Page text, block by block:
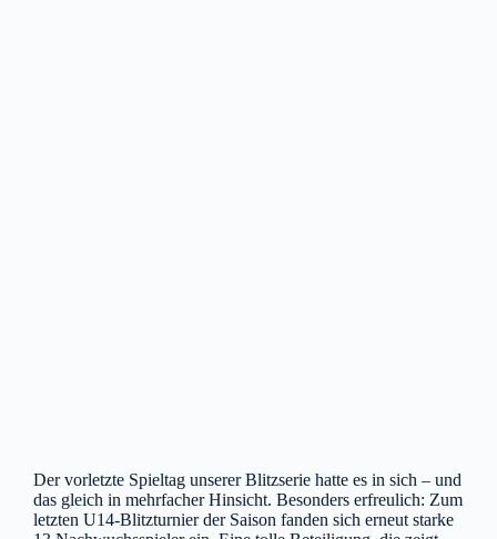
Der vorletzte Spieltag unserer Blitzserie hatte es in sich – und
das gleich in mehrfacher Hinsicht. Besonders erfreulich: Zum
letzten U14-Blitzturnier der Saison fanden sich erneut starke